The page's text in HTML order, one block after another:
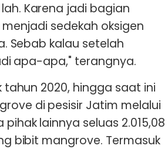
Karena jadi bagian
sedekah oksigen
Sebab kalau setelah
apa-apa," terangnya.
2020, hingga saat ini
di pesisir Jatim melalui
pihak lainnya seluas 2.015,08
bibit mangrove. Termasuk